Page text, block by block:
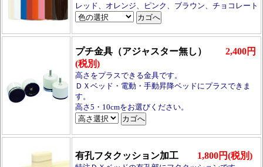
レッド、オレンジ、ピンク、ブラウン、チョコレート
プチ金具（アジャスター無し） 2,400円
(税別)
高さをプラスできる金具です。
ＤＸベッド・電動・手動昇降ベッドにプラスできま
す。
高さ5・10cmをお選びください。
有孔フタクッション加工 1,800円(税別)